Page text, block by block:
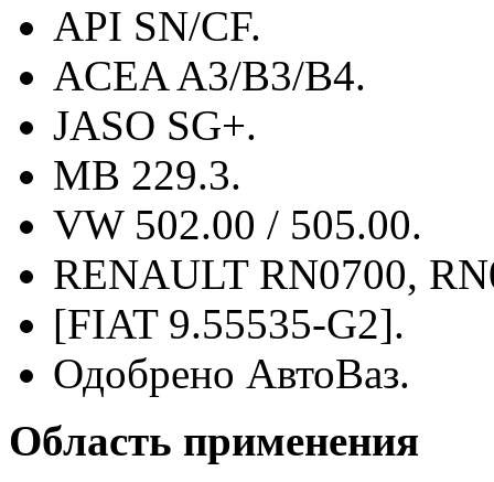
API SN/CF.
ACEA A3/B3/B4.
JASO SG+.
MB 229.3.
VW 502.00 / 505.00.
RENAULT RN0700,
[FIAT 9.55535-G2].
Одобрено АвтоВаз.
Область применения